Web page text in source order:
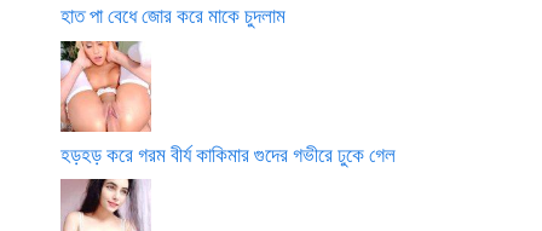
হাত পা বেধে জোর করে মাকে চুদলাম
হড়হড় করে গরম বীর্য কাকিমার গুদের গভীরে ঢুকে গেল